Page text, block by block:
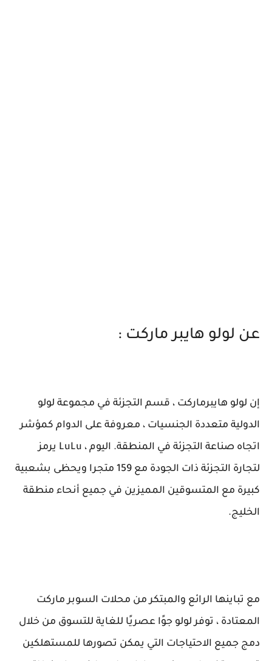
عن لولو هايبر ماركت :
إن لولو هايبرماركت ، قسم التجزئة في مجموعة لولو
الدولية متعددة الجنسيات ، معروفة على الدوام كمؤشر
اتجاه صناعة التجزئة في المنطقة. اليوم ، LuLu يرمز
لتجارة التجزئة ذات الجودة مع 159 متجرا ويحظى بشعبية
كبيرة مع المتسوقين المميزين في جميع أنحاء منطقة
الخليج.
مع تباينها الرائع والمبتكر من محلات السوبر ماركت
المعتادة ، توفر لولو جوًا عصريًا للغاية للتسوق من خلال
دمج جميع الاحتياجات التي يمكن تصورها للمستهلكين